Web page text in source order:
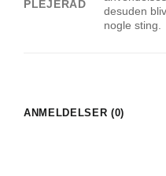
PLEJERÅD
desuden
nogle sting.
ANMELDELSER (0)